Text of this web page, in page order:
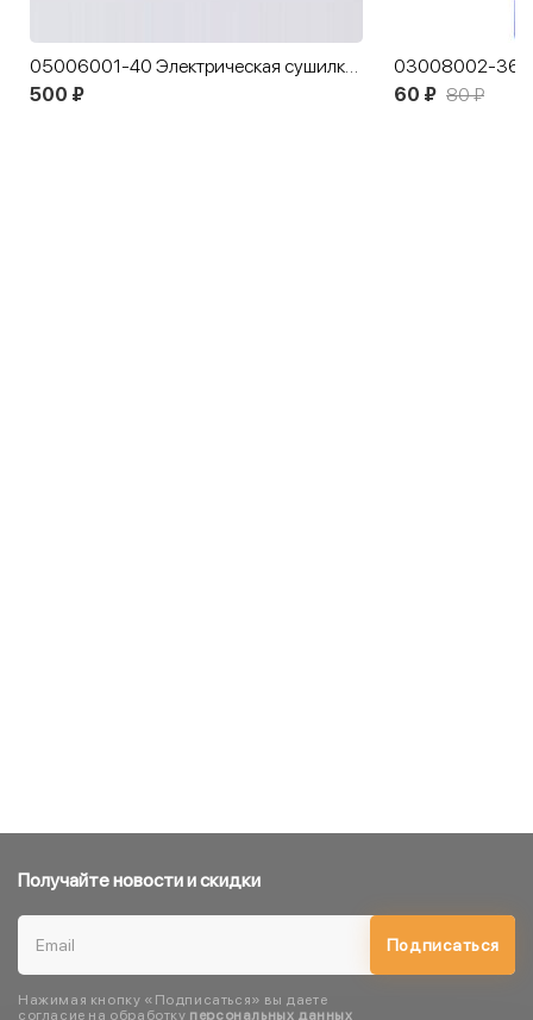
05006001-40 Электрическая сушилка для обуви 13 см
500 ₽
60 ₽ 80 ₽
Получайте новости и скидки
Подписаться
Нажимая кнопку «Подписаться» вы даете
согласие на обработку персональных данных